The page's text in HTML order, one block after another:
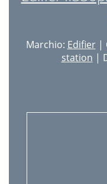
Marchio: Edifier|
station |